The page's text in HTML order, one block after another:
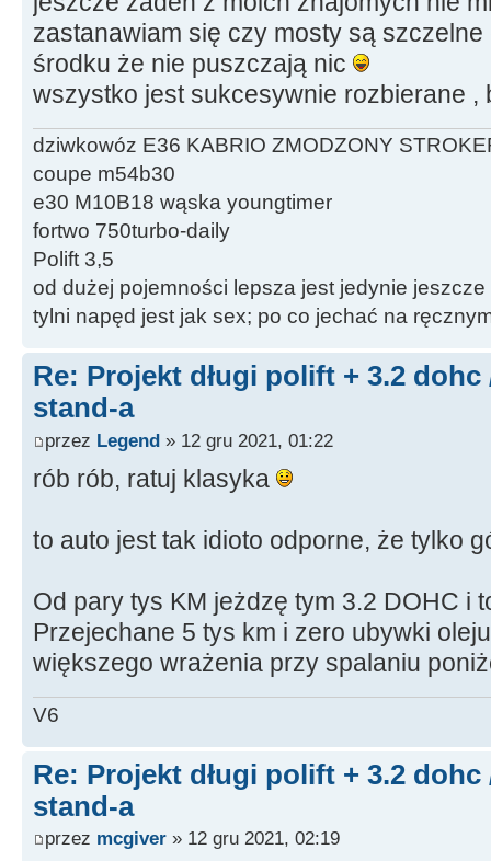
zastanawiam się czy mosty są
środku że nie puszczają nic
wszystko jest sukcesywnie rozbierane ,
dziwkowóz E36 KABRIO ZMODZONY
coupe m54b30
e30 M10B18 wąska youngtimer
fortwo 750turbo-daily
Polift 3,5
od dużej pojemności lepsza jest jedynie jeszcze
tylni napęd jest jak sex; po co jechać na
Re: Projekt długi polift + 3.2 dohc
stand-a
przez Legend » 12 gru 2021, 01:22
rób rób, ratuj klasyka
to auto jest tak idioto odporne, że tylko
Od pary tys KM jeżdzę tym 3.2 DOHC i
Przejechane 5 tys km i zero ubywki
większego wrażenia przy spalaniu
V6
Re: Projekt długi polift + 3.2 dohc
stand-a
przez mcgiver » 12 gru 2021, 02:19